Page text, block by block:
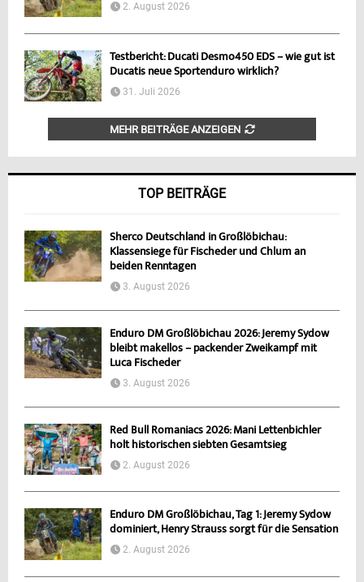
2. August 2026
Testbericht: Ducati Desmo450 EDS – wie gut ist
Ducatis neue Sportenduro wirklich?
31. Juli 2026
MEHR BEITRÄGE ANZEIGEN
TOP BEITRÄGE
Sherco Deutschland in Großlöbichau:
Klassensiege für Fischeder und Chlum an
beiden Renntagen
3. August 2026
Enduro DM Großlöbichau 2026: Jeremy Sydow
bleibt makellos – packender Zweikampf mit
Luca Fischeder
3. August 2026
Red Bull Romaniacs 2026: Mani Lettenbichler
holt historischen siebten Gesamtsieg
2. August 2026
Enduro DM Großlöbichau, Tag 1: Jeremy Sydow
dominiert, Henry Strauss sorgt für die Sensation
2. August 2026